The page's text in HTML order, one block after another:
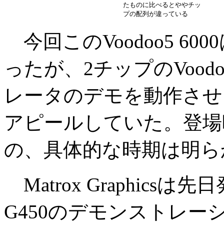
たものに比べるとややチッ
プの配列が違っている
今回このVoodoo5
ったが、2チップの
レータのデモを動作さ
アピールしていた。登
の、具体的な時期は明
Matrox Graphicsは先
G450のデモンストレー